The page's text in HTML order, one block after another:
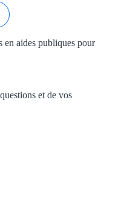
et de vos